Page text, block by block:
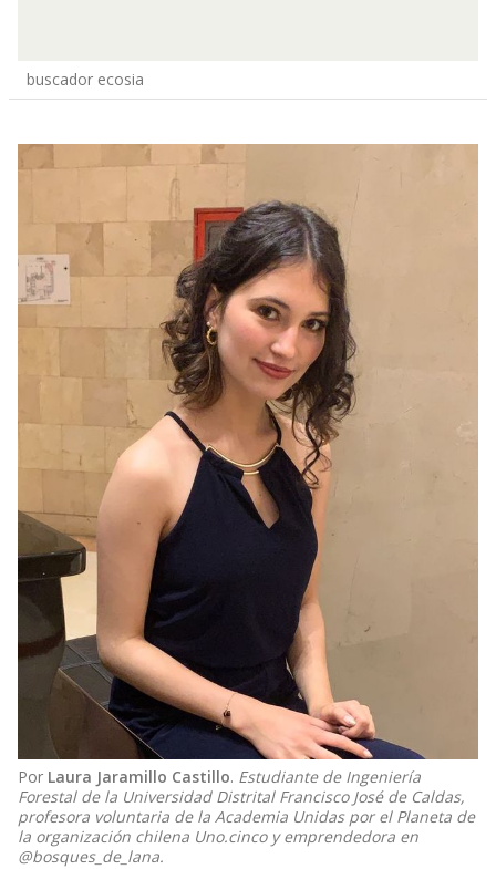
buscador ecosia
Por Laura Jaramillo Castillo. Estudiante de Ingeniería
Forestal de la Universidad Distrital Francisco José de Caldas,
profesora voluntaria de la Academia Unidas por el Planeta de
la organización chilena Uno.cinco y emprendedora en
@bosques_de_lana.